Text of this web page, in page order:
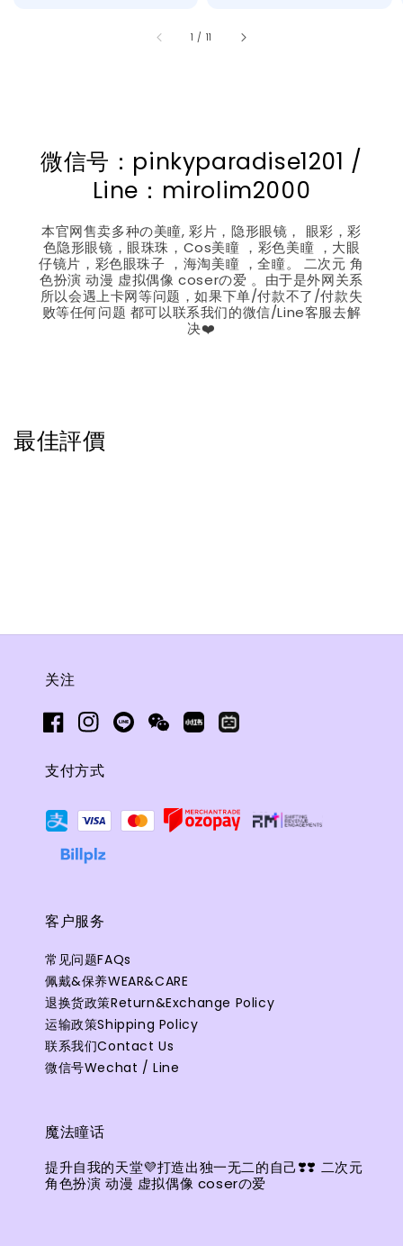
1 / 11
微信号：pinkyparadise1201 /
Line：mirolim2000
本官网售卖多种の美瞳, 彩片，隐形眼镜， 眼彩，彩
色隐形眼镜，眼珠珠，Cos美瞳 ，彩色美瞳 ，大眼
仔镜片，彩色眼珠子 ，海淘美瞳 ，全瞳。 二次元 角
色扮演 动漫 虚拟偶像 coserの爱 。由于是外网关系
所以会遇上卡网等问题，如果下单/付款不了/付款失
败等任何问题 都可以联系我们的微信/Line客服去解
决❤️
最佳評價
关注
支付方式
客户服务
常见问题FAQs
佩戴&保养WEAR&CARE
退换货政策Return&Exchange Policy
运输政策Shipping Policy
联系我们Contact Us
微信号Wechat / Line
魔法瞳话
提升自我的天堂💜打造出独一无二的自己❣️❣️ 二次元
角色扮演 动漫 虚拟偶像 coserの爱